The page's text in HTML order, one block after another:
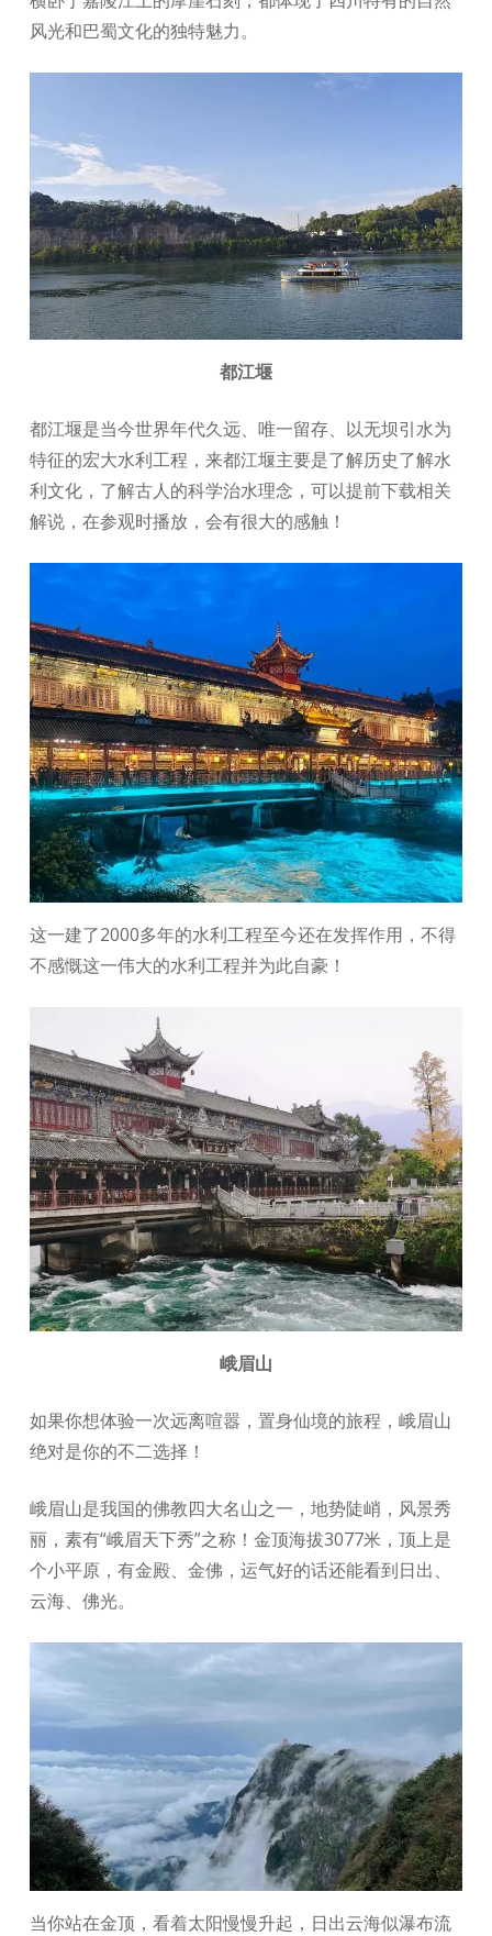
风光和巴蜀文化的独特魅力。
都江堰
都江堰是当今世界年代久远、唯一留存、以无坝引水为
特征的宏大水利工程，来都江堰主要是了解历史了解水
利文化，了解古人的科学治水理念，可以提前下载相关
解说，在参观时播放，会有很大的感触！
这一建了2000多年的水利工程至今还在发挥作用，不得
不感慨这一伟大的水利工程并为此自豪！
峨眉山
如果你想体验一次远离喧嚣，置身仙境的旅程，峨眉山
绝对是你的不二选择！
峨眉山是我国的佛教四大名山之一，地势陡峭，风景秀
丽，素有“峨眉天下秀”之称！金顶海拔3077米，顶上是
个小平原，有金殿、金佛，运气好的话还能看到日出、
云海、佛光。
当你站在金顶，看着太阳慢慢升起，日出云海似瀑布流